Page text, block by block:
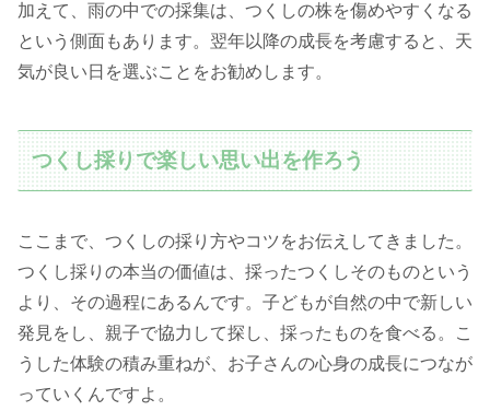
加えて、雨の中での採集は、つくしの株を傷めやすくなる
という側面もあります。翌年以降の成長を考慮すると、天
気が良い日を選ぶことをお勧めします。
つくし採りで楽しい思い出を作ろう
ここまで、つくしの採り方やコツをお伝えしてきました。
つくし採りの本当の価値は、採ったつくしそのものという
より、その過程にあるんです。子どもが自然の中で新しい
発見をし、親子で協力して探し、採ったものを食べる。こ
うした体験の積み重ねが、お子さんの心身の成長につなが
っていくんですよ。